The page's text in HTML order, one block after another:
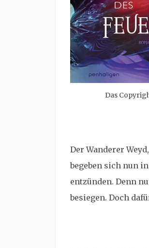
Das
Der Wanderer
begeben sich nun
entzünden. Denn
besiegen. Doch